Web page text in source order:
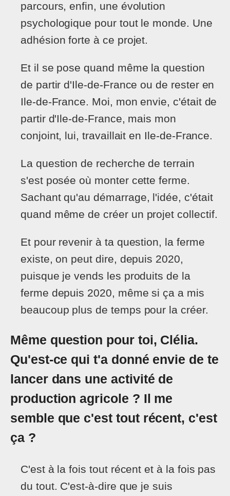
parcours, enfin, une évolution
psychologique pour tout le monde. Une
adhésion forte à ce projet.
Et il se pose quand même la question
de partir d'Ile-de-France ou de rester en
Ile-de-France. Moi, mon envie, c'était de
partir d'Ile-de-France, mais mon
conjoint, lui, travaillait en Ile-de-France.
La question de recherche de terrain
s'est posée où monter cette ferme.
Sachant qu'au démarrage, l'idée, c'était
quand même de créer un projet collectif.
Et pour revenir à ta question, la ferme
existe, on peut dire, depuis 2020,
puisque je vends les produits de la
ferme depuis 2020, même si ça a mis
beaucoup plus de temps pour la créer.
Même question pour toi, Clélia.
Qu'est-ce qui t'a donné envie de te
lancer dans une activité de
production agricole ? Il me
semble que c'est tout récent, c'est
ça ?
C'est à la fois tout récent et à la fois pas
du tout. C'est-à-dire que je suis